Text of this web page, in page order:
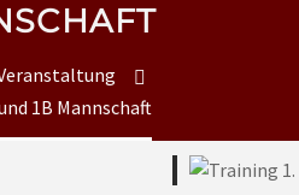
1B Mannschaft